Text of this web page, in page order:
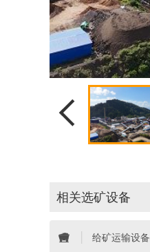

相关选矿设备
 给矿运输设备